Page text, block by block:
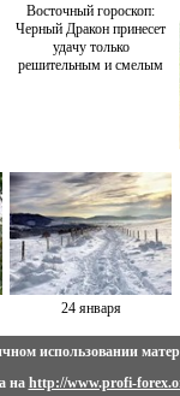
Восточный гороскоп:
Черный Дракон принесет
удачу только
решительным и смелым
24 января
использовании
на http://www.profi-